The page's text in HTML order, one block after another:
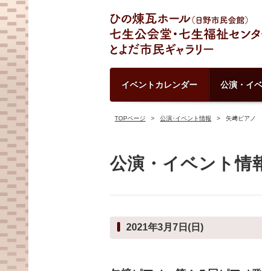
イベントカレンダー 公演・イ
TOPページ 公演･イベント情報 矢﨑ピアノ
公演・イベント情
2021年3月7日(日)